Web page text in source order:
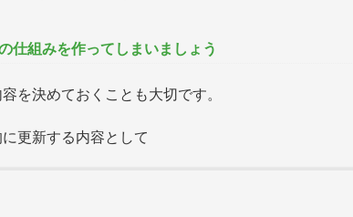
仕組みを作ってしまいましょう
を決めておくことも大切です。
更新する内容として